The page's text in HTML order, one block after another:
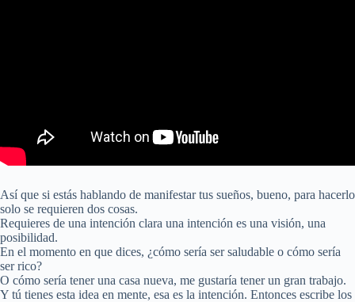
Así que si estás hablando de manifestar tus sueños, bueno, para hacerlo
solo se requieren dos cosas.
Requieres de una intención clara una intención es una visión, una
posibilidad.
En el momento en que dices, ¿cómo sería ser saludable o cómo sería
ser rico?
O cómo sería tener una casa nueva, me gustaría tener un gran trabajo.
Y tú tienes esta idea en mente, esa es la intención. Entonces escribe los